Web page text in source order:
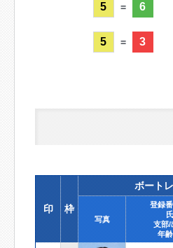
5 = 6
5 = 3
印 枠
ボート
写真
登録
支部/
年